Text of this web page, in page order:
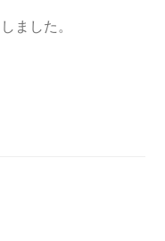
ました。